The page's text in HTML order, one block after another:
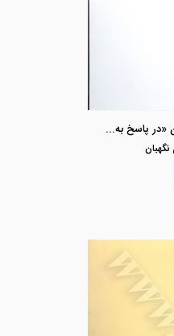
مجموعه نظریات فقهی شورای نگهبان «در پاسخ به استعلامات دیوان عدالت اداری( 1399- 1397)